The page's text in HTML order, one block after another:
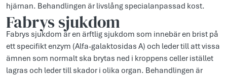
hjärnan. Behandlingen är livslång specialanpassad kost.
Fabrys sjukdom
Fabrys sjukdom är en ärftlig sjukdom som innebär en brist på
ett specifikt enzym (Alfa-galaktosidas A) och leder till att vissa
ämnen som normalt ska brytas ned i kroppens celler istället
lagras och leder till skador i olika organ. Behandlingen är